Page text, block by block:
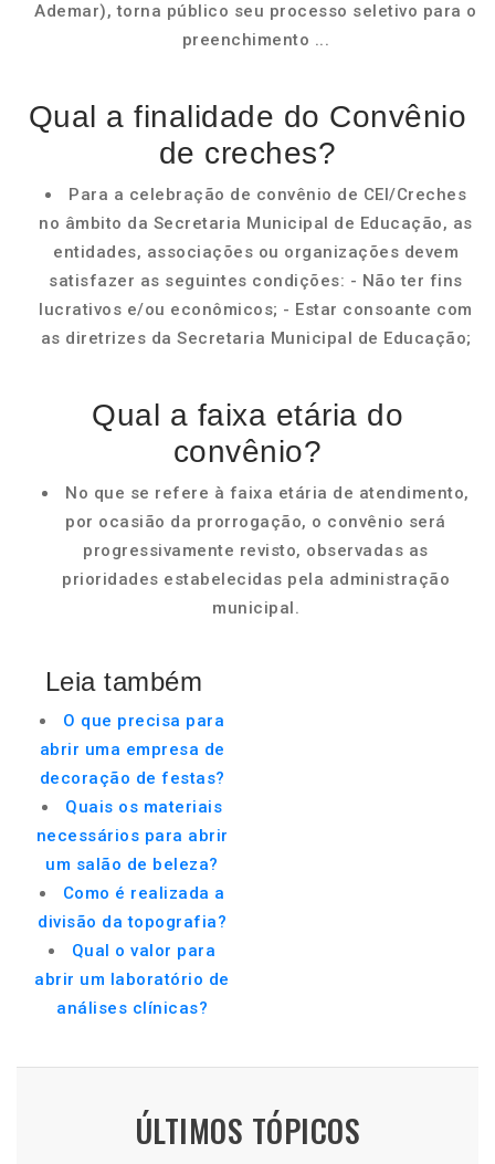
Ademar), torna público seu processo seletivo para o
preenchimento ...
Qual a finalidade do Convênio
de creches?
Para a celebração de convênio de CEI/Creches
no âmbito da Secretaria Municipal de Educação, as
entidades, associações ou organizações devem
satisfazer as seguintes condições: - Não ter fins
lucrativos e/ou econômicos; - Estar consoante com
as diretrizes da Secretaria Municipal de Educação;
Qual a faixa etária do
convênio?
No que se refere à faixa etária de atendimento,
por ocasião da prorrogação, o convênio será
progressivamente revisto, observadas as
prioridades estabelecidas pela administração
municipal.
Leia também
O que precisa para
abrir uma empresa de
decoração de festas?
Quais os materiais
necessários para abrir
um salão de beleza?
Como é realizada a
divisão da topografia?
Qual o valor para
abrir um laboratório de
análises clínicas?
ÚLTIMOS TÓPICOS